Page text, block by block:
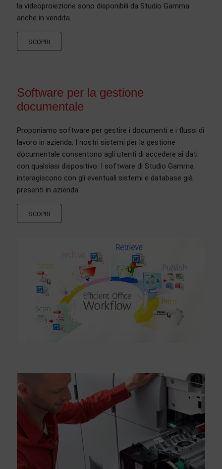
la videoproiezione sono disponibili da Studio Gamma
anche in vendita.
SCOPRI
Software per la gestione
documentale
Proponiamo software per gestire i documenti e i flussi di
lavoro in azienda. I nostri sistemi per la gestione
documentale consentono agli utenti di accedere ai dati
con qualsiasi dispositivo. I software di Studio Gamma
interagiscono con gli eventuali sistemi e database già
presenti in azienda.
SCOPRI